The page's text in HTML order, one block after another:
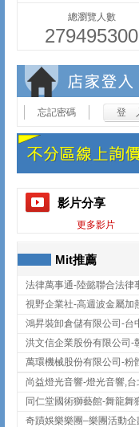
總瀏覽人數
279495300
忘記密碼
影片分享
更多影片
Mit推薦